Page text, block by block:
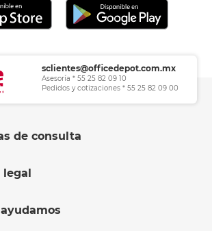
sclientes@officedepot.com.mx
Asesoría * 55 25 82 09 10
Pedidos y cotizaciones * 55 25 82 09 00
de consulta
legal